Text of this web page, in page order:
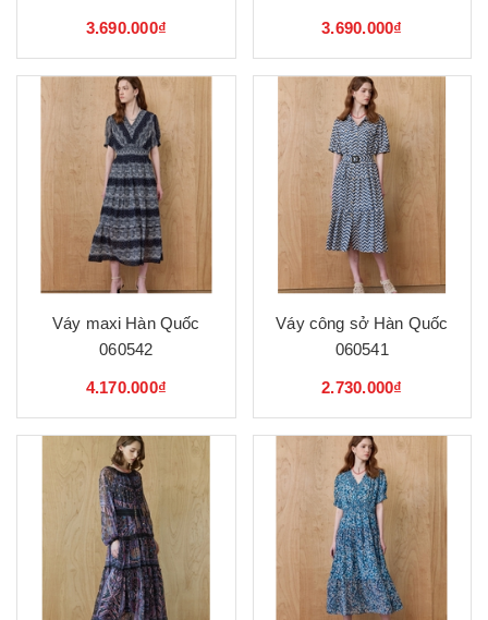
3.690.000₫ 3.690.000₫
Váy maxi Hàn Quốc
060542
4.170.000₫
Váy công sở Hàn Quốc
060541
2.730.000₫